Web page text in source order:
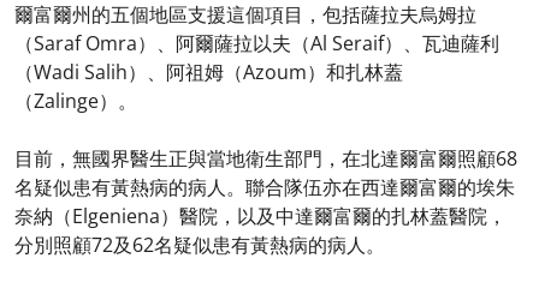
爾富爾州的五個地區支援這個項目，包括薩拉夫烏姆拉
（Saraf Omra）、阿爾薩拉以夫（Al Seraif）、瓦迪薩利
（Wadi Salih）、阿祖姆（Azoum）和扎林蓋
（Zalinge）。
目前，無國界醫生正與當地衛生部門，在北達爾富爾照顧68
名疑似患有黃熱病的病人。聯合隊伍亦在西達爾富爾的埃朱
奈納（Elgeniena）醫院，以及中達爾富爾的扎林蓋醫院，
分別照顧72及62名疑似患有黃熱病的病人。